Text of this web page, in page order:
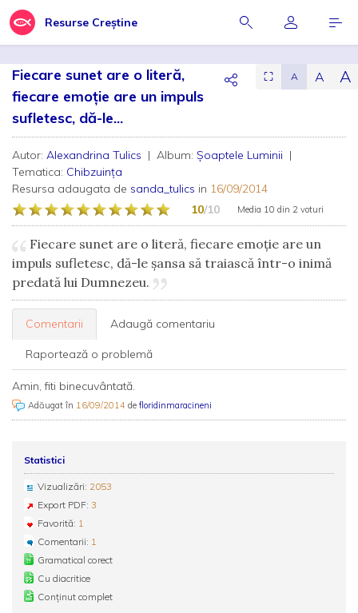
Resurse Creștine
Fiecare sunet are o literă,
fiecare emoție are un impuls
sufletesc, dă-le...
⛶ A A A
Autor: Alexandrina Tulics | Album: Şoaptele Luminii |
Tematica: Chibzuința
Resursa adaugata de sanda_tulics in 16/09/2014
10/10 Media 10 din 2 voturi
Fiecare sunet are o literă, fiecare emoție are un
impuls sufletesc, dă-le șansa să traiască într-o inimă
predată lui Dumnezeu.
Comentarii Adaugă comentariu
Raportează o problemă
Amin, fiti binecuvântată.
Adăugat în 16/09/2014 de floridinmaracineni
Statistici
Vizualizări: 2053
Export PDF: 3
Favorită: 1
Comentarii: 1
Gramatical corect
Cu diacritice
Conținut complet